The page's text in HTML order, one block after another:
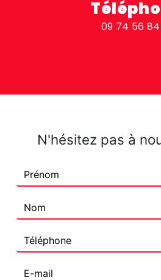
09 74 56 84
N'hésitez pas à